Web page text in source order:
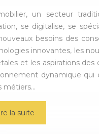
un secteur
se digitalise, se
besoins des
innovantes, les
et les aspirations
dynamique qui
métiers…
la suite